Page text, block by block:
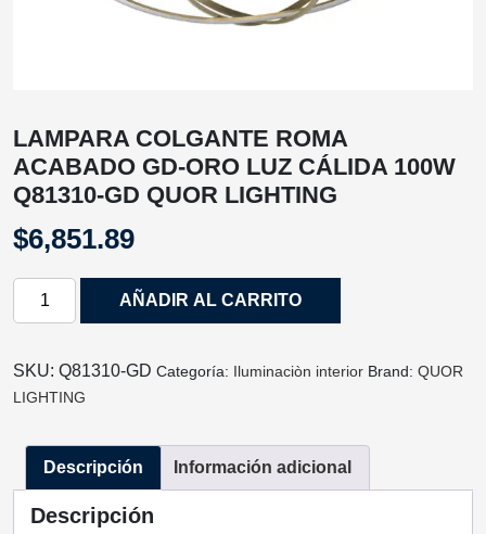
LAMPARA COLGANTE ROMA
ACABADO GD-ORO LUZ CÁLIDA 100W
Q81310-GD QUOR LIGHTING
$6,851.89
LAMPARA
ACABADO
GD-
LUZ
CÁLIDA
100W
Q81310-
AÑADIR AL CARRITO
SKU: Q81310-GD Categoría: Iluminaciòn interior Brand: QUOR
LIGHTING
Descripción Información adicional
Descripción